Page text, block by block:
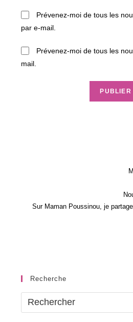
comment
de
(facultatif)
Prévenez-moi de tous les
par e-mail.
Prévenez-moi de tous les
mail.
Sur Maman Poussinou, je
Recherche